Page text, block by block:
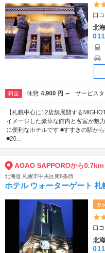
口
北
料金 休憩 4,900 円 ～ サービス
【札幌中心に12店舗展開する
イメージした豪華な館内と客室が魅
に便利なホテルです ■すすきの駅か
■20...
AOAO SAPPOROから0.7km
北海道 札幌市中央区南6条西
ホテル ウォーターゲート 札
カ
口
北